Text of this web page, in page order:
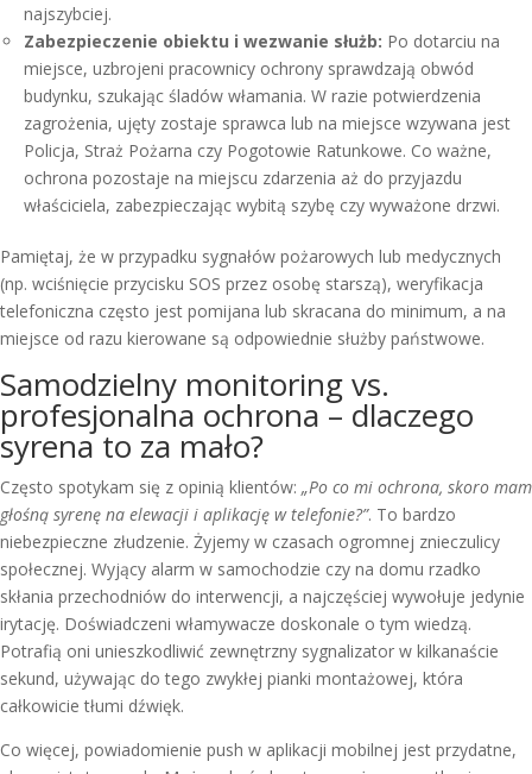
najszybciej.
Zabezpieczenie obiektu i wezwanie służb: Po dotarciu na
miejsce, uzbrojeni pracownicy ochrony sprawdzają obwód
budynku, szukając śladów włamania. W razie potwierdzenia
zagrożenia, ujęty zostaje sprawca lub na miejsce wzywana jest
Policja, Straż Pożarna czy Pogotowie Ratunkowe. Co ważne,
ochrona pozostaje na miejscu zdarzenia aż do przyjazdu
właściciela, zabezpieczając wybitą szybę czy wyważone drzwi.
Pamiętaj, że w przypadku sygnałów pożarowych lub medycznych
(np. wciśnięcie przycisku SOS przez osobę starszą), weryfikacja
telefoniczna często jest pomijana lub skracana do minimum, a na
miejsce od razu kierowane są odpowiednie służby państwowe.
Samodzielny monitoring vs.
profesjonalna ochrona – dlaczego
syrena to za mało?
Często spotykam się z opinią klientów: „Po co mi ochrona, skoro mam
głośną syrenę na elewacji i aplikację w telefonie?”. To bardzo
niebezpieczne złudzenie. Żyjemy w czasach ogromnej znieczulicy
społecznej. Wyjący alarm w samochodzie czy na domu rzadko
skłania przechodniów do interwencji, a najczęściej wywołuje jedynie
irytację. Doświadczeni włamywacze doskonale o tym wiedzą.
Potrafią oni unieszkodliwić zewnętrzny sygnalizator w kilkanaście
sekund, używając do tego zwykłej pianki montażowej, która
całkowicie tłumi dźwięk.
Co więcej, powiadomienie push w aplikacji mobilnej jest przydatne,